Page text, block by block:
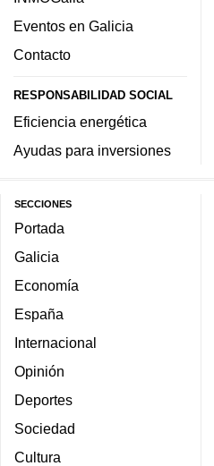
Eventos en Galicia
Contacto
RESPONSABILIDAD SOCIAL
Eficiencia energética
Ayudas para inversiones
SECCIONES
Portada
Galicia
Economía
España
Internacional
Opinión
Deportes
Sociedad
Cultura